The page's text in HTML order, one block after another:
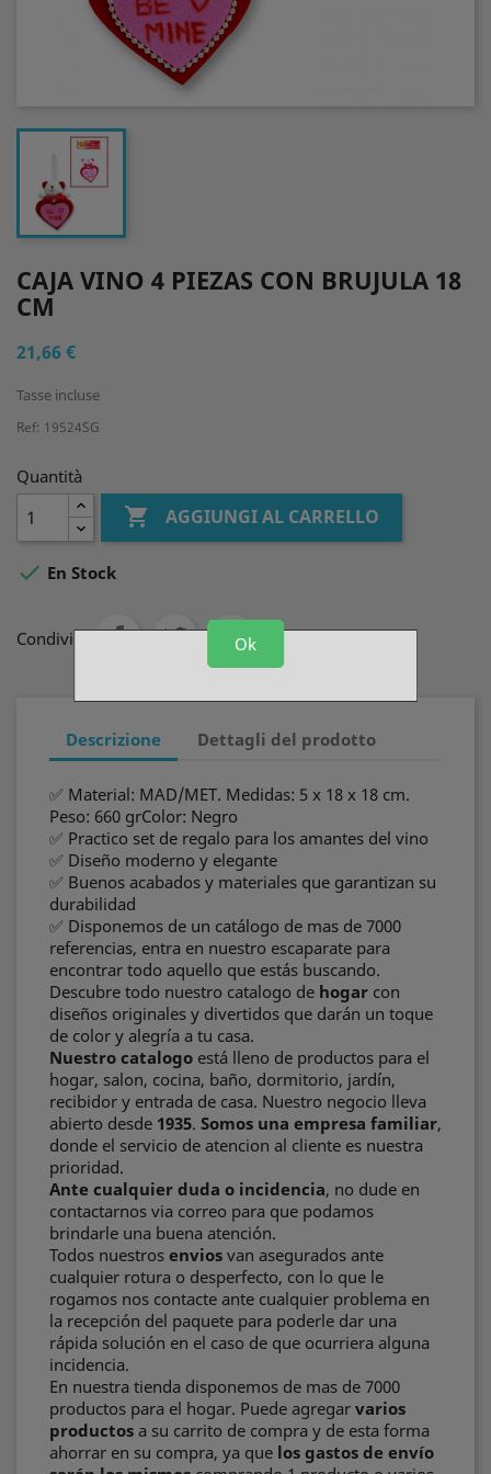
CAJA VINO 4 PIEZAS CON BRUJULA 18
CM
21,66 €
Tasse incluse
Ref: 19524SG
Quantità
 AGGIUNGI AL CARRELLO
 En Stock
Condividi
Descrizione Dettagli del prodotto
✅ Material: MAD/MET. Medidas: 5 x 18 x 18 cm.
Peso: 660 grColor: Negro
✅ Practico set de regalo para los amantes del vino
✅ Diseño moderno y elegante
✅ Buenos acabados y materiales que garantizan su
durabilidad
✅ Disponemos de un catálogo de mas de 7000
referencias, entra en nuestro escaparate para
encontrar todo aquello que estás buscando.
Descubre todo nuestro catalogo de hogar con
diseños originales y divertidos que darán un toque
de color y alegría a tu casa.
Nuestro catalogo está lleno de productos para el
hogar, salon, cocina, baño, dormitorio, jardín,
recibidor y entrada de casa. Nuestro negocio lleva
abierto desde 1935. Somos una empresa familiar,
donde el servicio de atencion al cliente es nuestra
prioridad.
Ante cualquier duda o incidencia, no dude en
contactarnos via correo para que podamos
brindarle una buena atención.
Todos nuestros envios van asegurados ante
cualquier rotura o desperfecto, con lo que le
rogamos nos contacte ante cualquier problema en
la recepción del paquete para poderle dar una
rápida solución en el caso de que ocurriera alguna
incidencia.
En nuestra tienda disponemos de mas de 7000
productos para el hogar. Puede agregar varios
productos a su carrito de compra y de esta forma
ahorrar en su compra, ya que los gastos de envío
Ok